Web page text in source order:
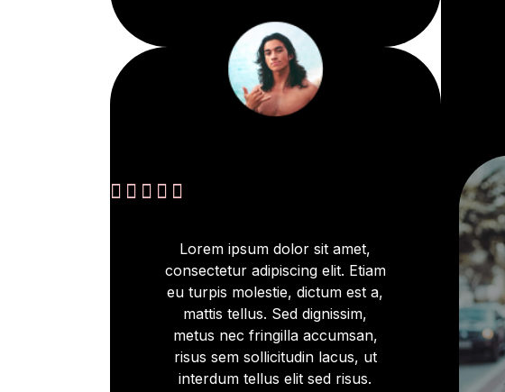
    
Lorem ipsum dolor sit amet,
consectetur adipiscing elit. Etiam
eu turpis molestie, dictum est a,
mattis tellus. Sed dignissim,
metus nec fringilla accumsan,
risus sem sollicitudin lacus, ut
interdum tellus elit sed risus.